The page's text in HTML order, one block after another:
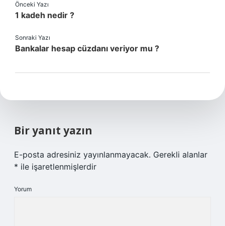
Önceki Yazı
1 kadeh nedir ?
Sonraki Yazı
Bankalar hesap cüzdanı veriyor mu ?
Bir yanıt yazın
E-posta adresiniz yayınlanmayacak. Gerekli alanlar
* ile işaretlenmişlerdir
Yorum